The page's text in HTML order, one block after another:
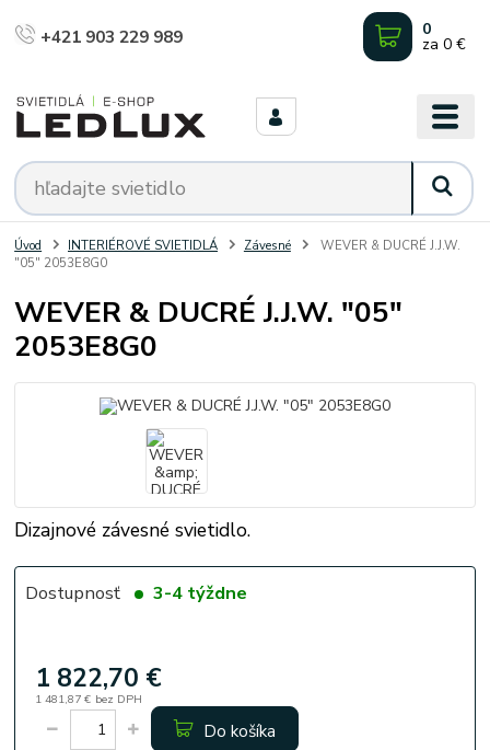
+421 903 229 989 0
za 0 €
Úvod INTERIÉROVÉ SVIETIDLÁ Závesné
WEVER & DUCRÉ J.J.W.
"05" 2053E8G0
WEVER & DUCRÉ J.J.W. "05"
2053E8G0
Dizajnové závesné svietidlo.
Dostupnosť 3-4 týždne
1 822,70 €
1 481,87 € bez DPH
Do košíka